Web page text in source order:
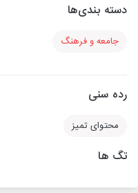
دسته بندی‌ها
جامعه و فرهنگ
رده سنی
محتوای تمیز
تگ ها